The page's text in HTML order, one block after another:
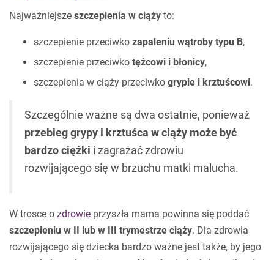
Najważniejsze szczepienia w ciąży to:
szczepienie przeciwko zapaleniu wątroby typu B,
szczepienie przeciwko tężcowi i błonicy,
szczepienia w ciąży przeciwko grypie i krztuścowi.
Szczególnie ważne są dwa ostatnie, ponieważ
przebieg grypy i krztuśca w ciąży może być
bardzo ciężki i zagrażać zdrowiu
rozwijającego się w brzuchu matki malucha.
W trosce o zdrowie przyszła mama powinna się poddać
szczepieniu w II lub w III trymestrze ciąży. Dla zdrowia
rozwijającego się dziecka bardzo ważne jest także, by jego